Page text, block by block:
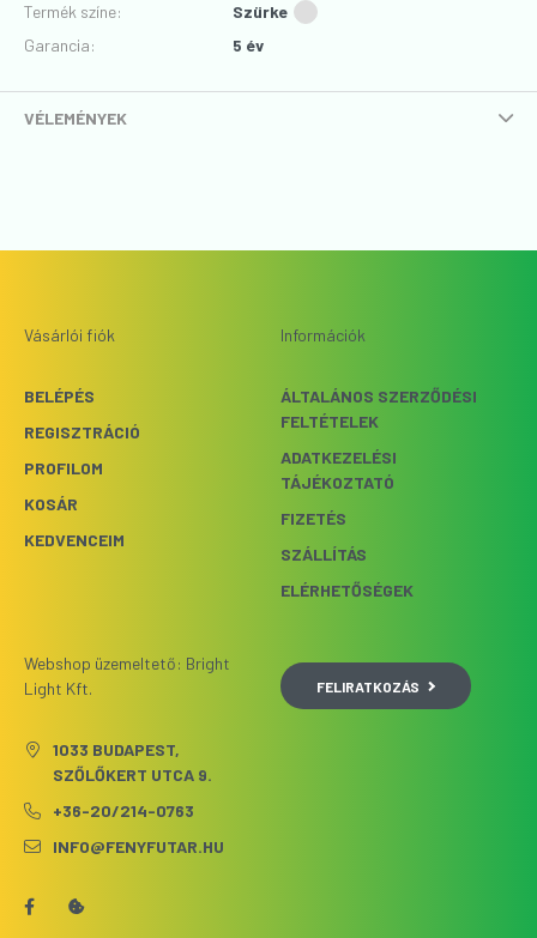
Termék színe:
Szürke
Garancia: 5 év
VÉLEMÉNYEK
Vásárlói fiók
BELÉPÉS
REGISZTRÁCIÓ
PROFILOM
KOSÁR
KEDVENCEIM
Információk
ÁLTALÁNOS SZERZŐDÉSI
FELTÉTELEK
ADATKEZELÉSI
TÁJÉKOZTATÓ
FIZETÉS
SZÁLLÍTÁS
ELÉRHETŐSÉGEK
Webshop üzemeltető: Bright
Light Kft.
1033 BUDAPEST,
SZŐLŐKERT UTCA 9.
+36-20/214-0763
INFO@FENYFUTAR.HU
FELIRATKOZÁS